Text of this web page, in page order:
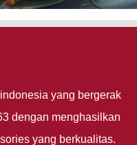
yang bergerak
dengan menghasilkan
yang berkualitas.